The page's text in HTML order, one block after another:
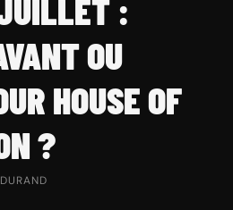
:
OU
HOUSE OF
?